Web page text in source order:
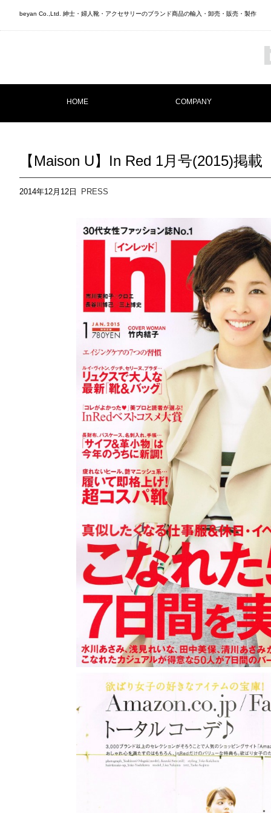
beyan Co.,Ltd. 紳士・婦人靴・アクセサリーのブランド商品の輸入・卸売・販売・製作
HOME COMPANY
【Maison U】In Red 1月号(2015)掲載
2014年12月12日 PRESS